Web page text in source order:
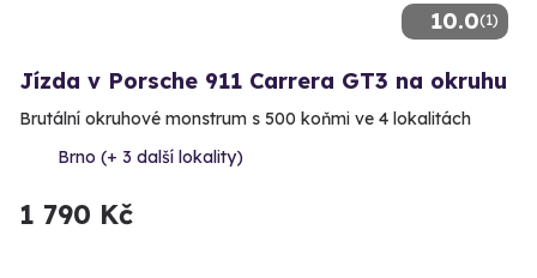
10.0(1)
Jízda v Porsche 911 Carrera GT3 na okruhu
Brutální okruhové monstrum s 500 koňmi ve 4 lokalitách
Brno (+ 3 další lokality)
1 790 Kč